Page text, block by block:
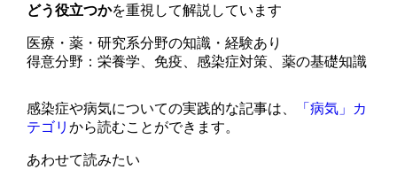
どう役立つかを重視して解説しています
医療・薬・研究系分野の知識・経験あり
得意分野：栄養学、免疫、感染症対策、薬の基礎知識
感染症や病気についての実践的な記事は、
「病気」カ
テゴリから読むことができます。
あわせて読みたい